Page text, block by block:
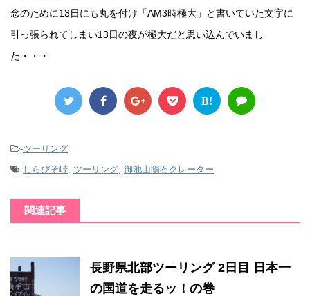
念のために13日にも丸を付け「AM3時極大」と書いていた文字に
引っ張られてしまい13日の夜が極大だと思い込んでいまし
た・・・
B!
-ツーリング
-しらびそ峠, ツーリング, 御池山隕石クレーター
関連記事
長野県北部ツーリング 2日目 日本一
の国道を走るッ！の巻